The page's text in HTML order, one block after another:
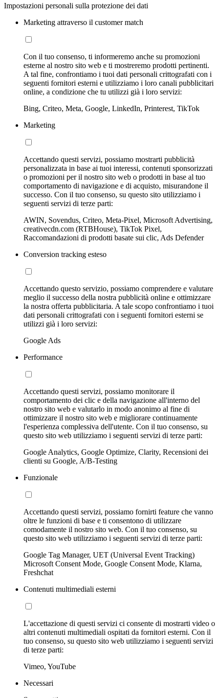
Impostazioni personali sulla protezione dei dati
Marketing attraverso il customer match
Con il tuo consenso, ti informeremo anche su promozioni
esterne al nostro sito web e ti mostreremo prodotti pertinenti.
A tal fine, confrontiamo i tuoi dati personali crittografati con i
seguenti fornitori esterni e utilizziamo i loro canali pubblicitari
online, a condizione che tu utilizzi già i loro servizi:
Bing, Criteo, Meta, Google, LinkedIn, Printerest, TikTok
Marketing
Accettando questi servizi, possiamo mostrarti pubblicità
personalizzata in base ai tuoi interessi, contenuti sponsorizzati
o promozioni per il nostro sito web o prodotti in base al tuo
comportamento di navigazione e di acquisto, misurandone il
successo. Con il tuo consenso, su questo sito utilizziamo i
seguenti servizi di terze parti:
AWIN, Sovendus, Criteo, Meta-Pixel, Microsoft Advertising,
creativecdn.com (RTBHouse), TikTok Pixel,
Raccomandazioni di prodotti basate sui clic, Ads Defender
Conversion tracking esteso
Accettando questo servizio, possiamo comprendere e valutare
meglio il successo della nostra pubblicità online e ottimizzare
la nostra offerta pubblicitaria. A tale scopo confrontiamo i tuoi
dati personali crittografati con i seguenti fornitori esterni se
utilizzi già i loro servizi:
Google Ads
Performance
Accettando questi servizi, possiamo monitorare il
comportamento dei clic e della navigazione all'interno del
nostro sito web e valutarlo in modo anonimo al fine di
ottimizzare il nostro sito web e migliorare continuamente
l'esperienza complessiva dell'utente. Con il tuo consenso, su
questo sito web utilizziamo i seguenti servizi di terze parti:
Google Analytics, Google Optimize, Clarity, Recensioni dei
clienti su Google, A/B-Testing
Funzionale
Accettando questi servizi, possiamo fornirti feature che vanno
oltre le funzioni di base e ti consentono di utilizzare
comodamente il nostro sito web. Con il tuo consenso, su
questo sito web utilizziamo i seguenti servizi di terze parti:
Google Tag Manager, UET (Universal Event Tracking)
Microsoft Consent Mode, Google Consent Mode, Klarna,
Freshchat
Contenuti multimediali esterni
L'accettazione di questi servizi ci consente di mostrarti video o
altri contenuti multimediali ospitati da fornitori esterni. Con il
tuo consenso, su questo sito web utilizziamo i seguenti servizi
di terze parti:
Vimeo, YouTube
Necessari